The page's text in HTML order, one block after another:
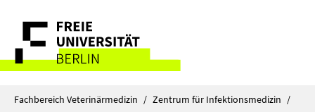
direkt
Inhalt
Service-
Navigation
Fachbereich Veterinärmedizin / Zentrum für Infektionsmedizin /